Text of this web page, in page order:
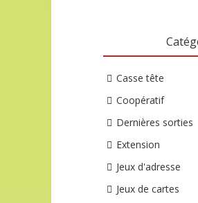
Casse tête
Coopératif
Dernières sorties
Extension
Jeux d'adresse
Jeux de cartes